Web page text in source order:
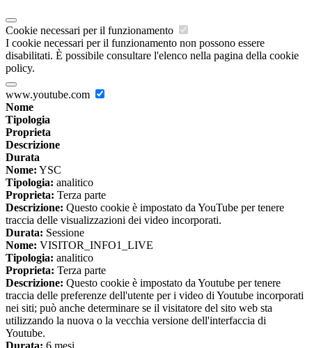
Cookie necessari per il funzionamento
I cookie necessari per il funzionamento non possono essere
disabilitati. È possibile consultare l'elenco nella pagina della cookie
policy.
www.youtube.com
Nome
Tipologia
Proprieta
Descrizione
Durata
Nome: YSC
Tipologia: analitico
Proprieta: Terza parte
Descrizione: Questo cookie è impostato da YouTube per tenere
traccia delle visualizzazioni dei video incorporati.
Durata: Sessione
Nome: VISITOR_INFO1_LIVE
Tipologia: analitico
Proprieta: Terza parte
Descrizione: Questo cookie è impostato da Youtube per tenere
traccia delle preferenze dell'utente per i video di Youtube incorporati
nei siti; può anche determinare se il visitatore del sito web sta
utilizzando la nuova o la vecchia versione dell'interfaccia di
Youtube.